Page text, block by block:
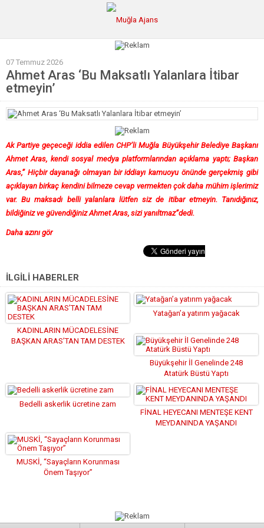
Ana Sayfa
Tüm Haberler
Köşe Yazıları
Magazin
Künye
07 Temmuz 2026
Ahmet Aras ‘Bu Maksatlı Yalanlara İtibar
etmeyin’
Ak Partiye geçeceği iddia edilen CHP’li Muğla Büyükşehir Belediye Başkanı
Ahmet Aras, kendi sosyal medya platformlarından açıklama yaptı; Başkan
Aras,” Hiçbir dayanağı olmayan bir iddiayı kamuoyu önünde gerçekmiş gibi
açıklayan birkaç kendini bilmeze cevap vermekten çok daha mühim işlerimiz
var. Bu maksadı belli yalanlara lütfen siz de itibar etmeyin. Tanıdığınız,
bildiğiniz ve güvendiğiniz Ahmet Aras, sizi yanıltmaz”dedi.
Daha azını gör
İLGİLİ HABERLER
KADINLARIN MÜCADELESİNE
BAŞKAN ARAS’TAN TAM DESTEK
Yatağan’a yatırım yağacak
Büyükşehir İl Genelinde 248
Atatürk Büstü Yaptı
Bedelli askerlik ücretine zam
FİNAL HEYECANI MENTEŞE KENT
MEYDANINDA YAŞANDI
MUSKİ, “Sayaçların Korunması
Önem Taşıyor”